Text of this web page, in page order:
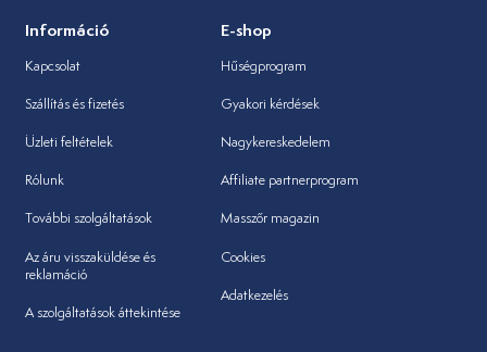
Információ
Kapcsolat
Szállítás és fizetés
Üzleti feltételek
Rólunk
További szolgáltatások
Az áru visszaküldése és
reklamáció
A szolgáltatások áttekintése
E-shop
Hűségprogram
Gyakori kérdések
Nagykereskedelem
Affiliate partnerprogram
Masszőr magazin
Cookies
Adatkezelés